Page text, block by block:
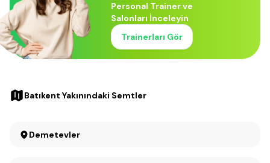
Personal Trainer ve
Salonları İnceleyin
Trainerları Gör
Batıkent Yakınındaki Semtler
Demetevler